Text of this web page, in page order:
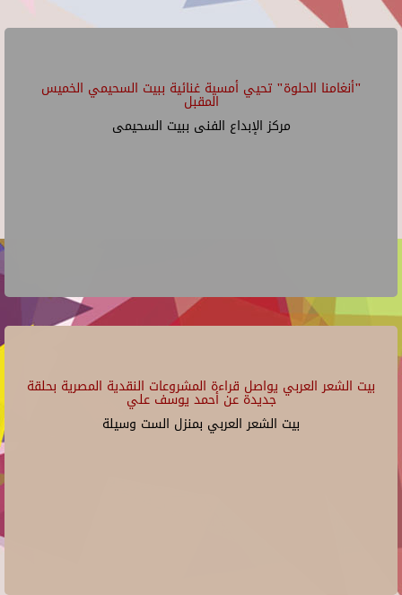
"أنغامنا الحلوة" تحيي أمسية غنائية ببيت السحيمي الخميس
المقبل
مركز الإبداع الفنى ببيت السحيمى
بيت الشعر العربي يواصل قراءة المشروعات النقدية المصرية بحلقة
جديدة عن أحمد يوسف علي
بيت الشعر العربي بمنزل الست وسيلة